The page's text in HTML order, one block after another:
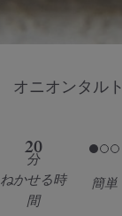
オニオンタルト
20
分
ねかせる時
間
簡単